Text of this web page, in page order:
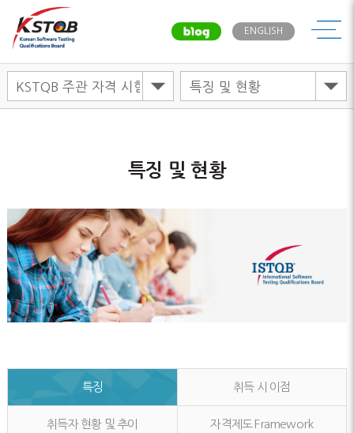
ENGLISH메뉴
특징 및 현황
특징 취득 시 이점
취득자 현황 및 추이 자격제도 Framework